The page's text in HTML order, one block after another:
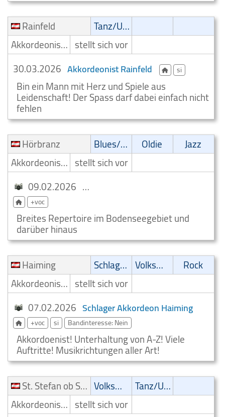
Rainfeld
Tanz/Unterhaltungsmusik
Akkordeonist/Akkordeonspieler stellt sich vor
30.03.2026 Akkordeonist Rainfeld si
Bin ein Mann mit Herz und Spiele aus
Leidenschaft! Der Spass darf dabei einfach nicht
fehlen
Hörbranz
Blues/Swing Oldie
Jazz
Akkordeonist/Akkordeonspieler stellt sich vor
09.02.2026 Akkordeon Giggelstein Hörbranz
+voc
Breites Repertoire im Bodenseegebiet und
darüber hinaus
Haiming
Schlager Volksmusik
Rock
Akkordeonist/Akkordeonspieler stellt sich vor
07.02.2026 Schlager Akkordeon Haiming
+voc si Bandinteresse: Nein
Akkordoenist! Unterhaltung von A-Z! Viele
Auftritte! Musikrichtungen aller Art!
St. Stefan ob Stainz
Volksmusik
Tanz/Unterhaltungsmusik
Akkordeonist/Akkordeonspieler stellt sich vor